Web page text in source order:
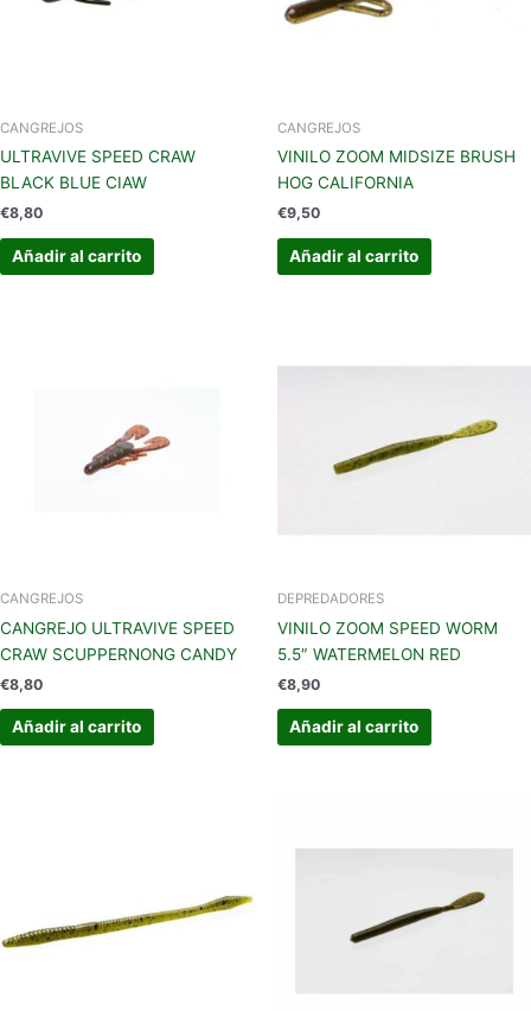
CANGREJOS
ULTRAVIVE SPEED CRAW
BLACK BLUE CIAW
€8,80
Añadir al carrito
CANGREJOS
VINILO ZOOM MIDSIZE BRUSH
HOG CALIFORNIA
€9,50
Añadir al carrito
CANGREJOS
CANGREJO ULTRAVIVE SPEED
CRAW SCUPPERNONG CANDY
€8,80
Añadir al carrito
DEPREDADORES
VINILO ZOOM SPEED WORM
5.5″ WATERMELON RED
€8,90
Añadir al carrito